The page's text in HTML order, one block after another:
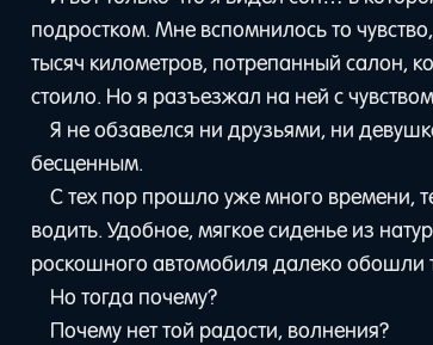
подростком. Мне вспомнилось то
тысяч километров, потрепанный салон,
стоило. Но я разъезжал на ней с
Я не обзавелся ни друзьями, ни
бесценным.
С тех пор прошло уже много времени,
водить. Удобное, мягкое сиденье из
роскошного автомобиля далеко
Но тогда почему?
Почему нет той радости, волнения?